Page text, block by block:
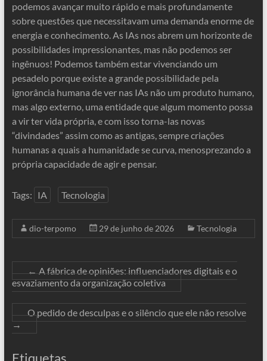
podemos avançar muito rápido e mais profundamente
sobre questões que necessitavam uma demanda enorme de
energia e conhecimento. As IAs nos abrem um horizonte de
possibilidades impressionantes, mas não podemos ser
ingênuos! Podemos também estar vivenciando um
pesadelo porque existe a grande possibilidade pela
ignorância humana de ver nas IAs não um produto humano,
mas algo externo, uma entidade que algum momento possa
a vir ter vida própria, e com isso torna-las novas
“divindades” assim como as antigas, sempre criações
humanas a quais a humanidade se curva, menosprezando a
própria capacidade de agir e pensar.
Tags: IA Tecnologia
dio-terpomo 29 de junho de 2026 Tecnologia
←A fábrica de opiniões: influenciadores digitais e o
esvaziamento da organização coletiva
O pedido de desculpas e o silêncio que ele não resolve
→
Etiquetas